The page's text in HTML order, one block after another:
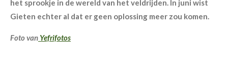
het sprookje in de wereld van het veldrijden. In juni wist
Gieten echter al dat er geen oplossing meer zou komen.
Foto van Yefrifotos